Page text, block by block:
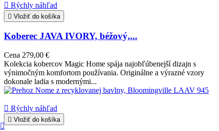
 Rýchly náhľad
 Vložiť do košíka
Koberec JAVA IVORY, béžový,...
Cena 279,00 €
Kolekcia kobercov Magic Home spája najobľúbenejší dizajn s
výnimočným komfortom používania. Originálne a výrazné vzory
dokonale ladia s modernými...
 Rýchly náhľad
 Vložiť do košíka
